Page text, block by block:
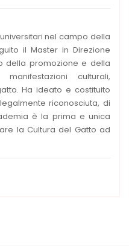
nel campo della
il Master in Direzione
della promozione e della
culturali,
Ha ideato e costituito
riconosciuta, di
è la prima e unica
la Cultura del Gatto ad